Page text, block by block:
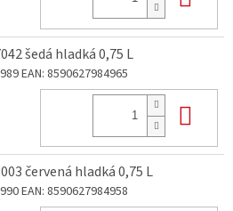
šedá hladká 0,75 L
EAN: 8590627984965
červená hladká 0,75 L
EAN: 8590627984958